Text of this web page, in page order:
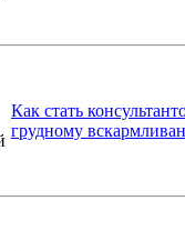
Как стать
грудному